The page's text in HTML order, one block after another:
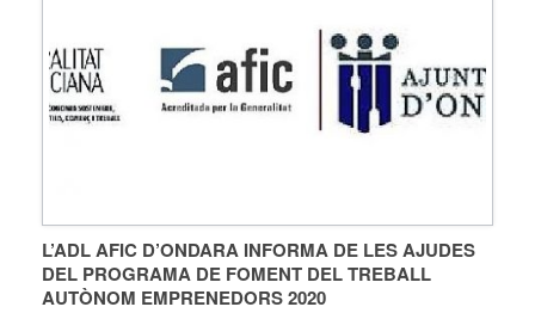
L’ADL AFIC D’ONDARA INFORMA DE LES AJUDES
DEL PROGRAMA DE FOMENT DEL TREBALL
AUTÒNOM EMPRENEDORS 2020